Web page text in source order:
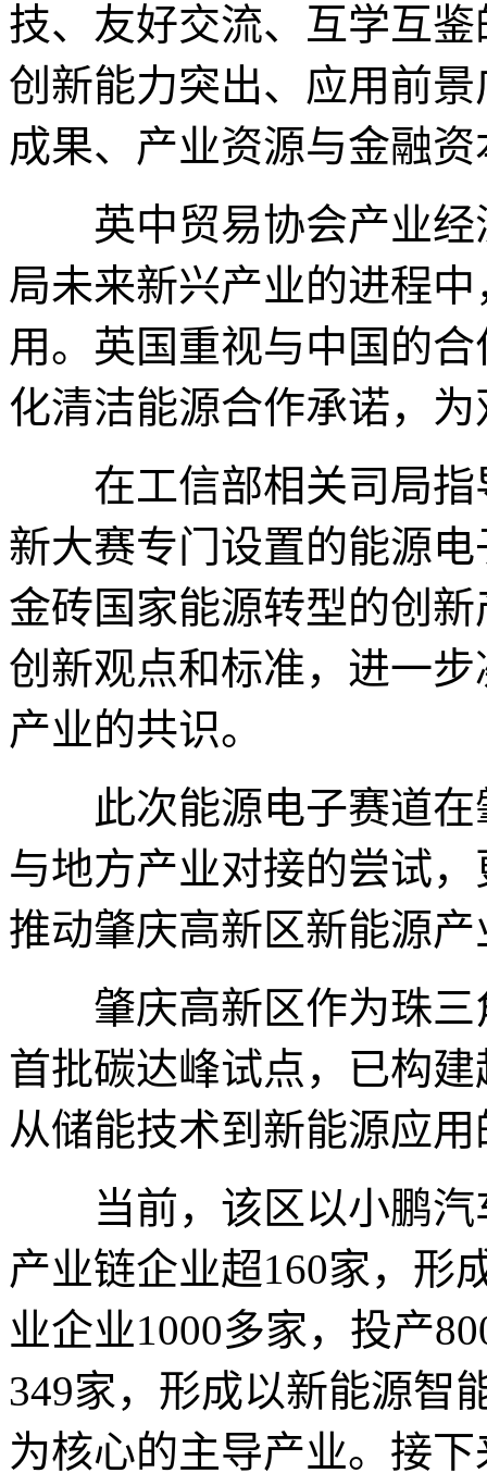
技、友好交流、互学互
创新能力突出、应用前
成果、产业资源与金融
英中贸易协会产业经
局未来新兴产业的进程
用。英国重视与中国的
化清洁能源合作承诺，
在工信部相关司局指
新大赛专门设置的能源
金砖国家能源转型的创
创新观点和标准，进一
产业的共识。
此次能源电子赛道在
与地方产业对接的尝试
推动肇庆高新区新能源
肇庆高新区作为珠三
首批碳达峰试点，已构
从储能技术到新能源应
当前，该区以小鹏汽
产业链企业超160家，形
业企业1000多家，投产
349家，形成以新能源智
为核心的主导产业。接